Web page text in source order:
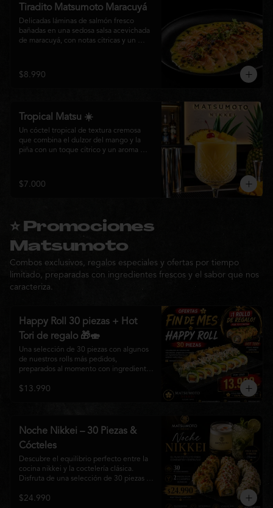
Tiradito Matsumoto Maracuyá
Delicadas láminas de salmón fresco
bañadas en una sedosa salsa acevichada
de maracuyá, con notas cítricas y un
de ají rojo, aceite de cilantro, brotes
frescos y pimienta recién molida. Un
$8.990
Tropical Matsu ☀️
Un cóctel tropical de textura cremosa
que combina el dulzor del mango y la
piña con un toque cítrico y un aroma
nikkei de Matsumoto.
$7.000
⭐ Promociones
Matsumoto
Combos exclusivos, regalos especiales y ofertas por tiempo
limitado, preparadas con ingredientes frescos y el sabor que nos
caracteriza.
Happy Roll 30 piezas + Hot
Tori de regalo 🎁🍣
Una selección de 30 piezas con algunos
de nuestros rolls más pedidos,
preparados al momento con ingredientes
Matsumoto Nikkei. Una promoción
Incluye un Hot Tori de regalo (10 piezas):
crema y cebollín, frito en panko hasta
obtener un dorado perfecto y una
textura irresistible.
$13.990
Noche Nikkei – 30 Piezas &
Cócteles
Descubre el equilibrio perfecto entre la
cocina nikkei y la coctelería clásica.
Disfruta de una selección de 30 piezas
frescos, acompañadas de 2 Pisco Sour o
$24.990